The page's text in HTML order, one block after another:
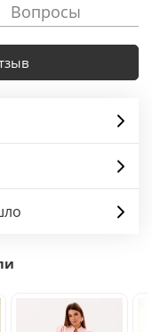
Вопросы